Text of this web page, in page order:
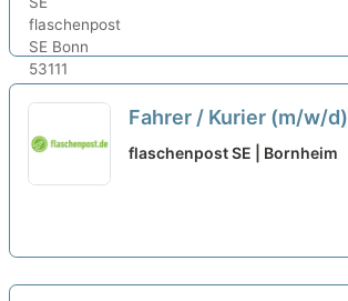
Fahrer / Kurier (m/w/d)
flaschenpost SE | Bornheim